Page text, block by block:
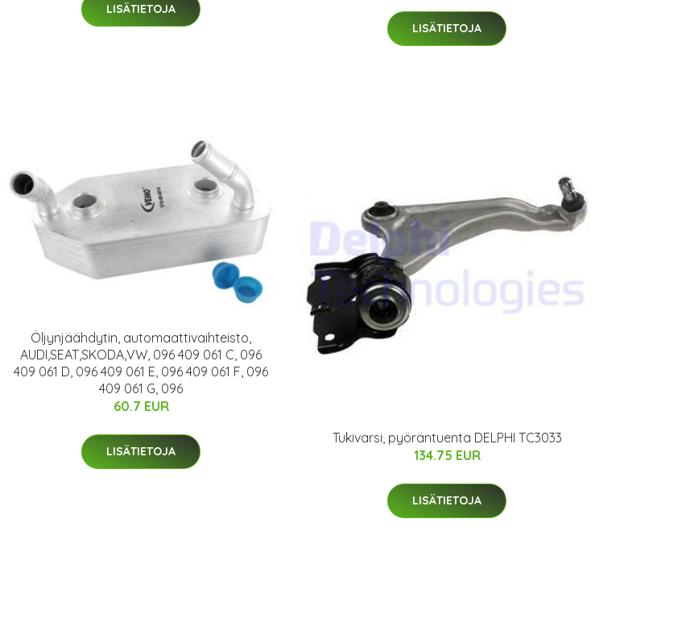
LISÄTIETOJA
LISÄTIETOJA
Öljynjäähdytin, automaattivaihteisto,
AUDI,SEAT,SKODA,VW, 096 409 061 C, 096
409 061 D, 096 409 061 E, 096 409 061 F, 096
409 061 G, 096
60.7 EUR
LISÄTIETOJA
Tukivarsi, pyöräntuenta DELPHI TC3033
134.75 EUR
LISÄTIETOJA